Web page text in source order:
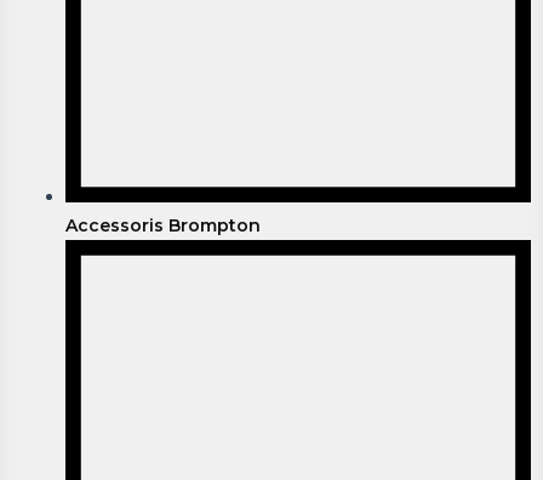
Accessoris Brompton